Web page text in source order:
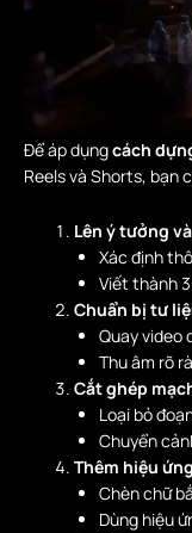
Để áp dụngcách
Reels và Shorts, bạn
Lên ý tưởng
Xác định
Viết thành
Chuẩn bị tư
Quay video
Thu âm rõ
Cắt ghép
Loại bỏ
Chuyển
Thêm hiệu
Chèn chữ
Dùng hiệu